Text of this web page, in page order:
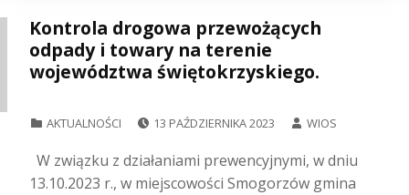
Kontrola drogowa przewożących
odpady i towary na terenie
województwa świętokrzyskiego.
AKTUALNOŚCI 13 PAŹDZIERNIKA 2023 WIOS
W związku z działaniami prewencyjnymi, w dniu
13.10.2023 r., w miejscowości Smogorzów gmina